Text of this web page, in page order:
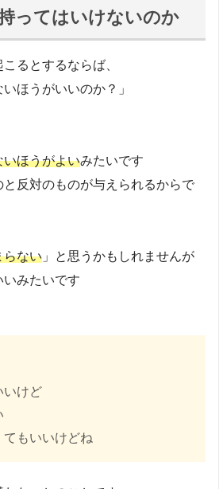
ってはいけないのか
るとするならば、
ほうがいいのか？」
いほうがよいみたいです
反対のものが与えられるからで
らない 」と思うかもしれませんが
みたいです
いけど
もいいけどね